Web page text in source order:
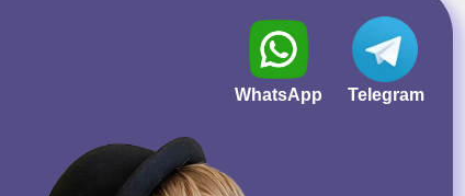
Telegram
WhatsApp